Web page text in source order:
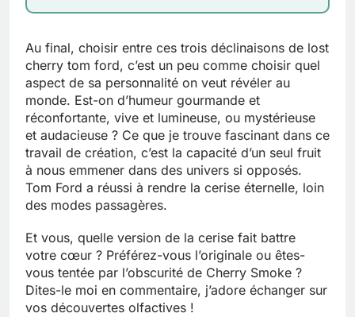
Au final, choisir entre ces trois déclinaisons de lost
cherry tom ford, c’est un peu comme choisir quel
aspect de sa personnalité on veut révéler au
monde. Est-on d’humeur gourmande et
réconfortante, vive et lumineuse, ou mystérieuse
et audacieuse ? Ce que je trouve fascinant dans ce
travail de création, c’est la capacité d’un seul fruit
à nous emmener dans des univers si opposés.
Tom Ford a réussi à rendre la cerise éternelle, loin
des modes passagères.
Et vous, quelle version de la cerise fait battre
votre cœur ? Préférez-vous l’originale ou êtes-
vous tentée par l’obscurité de Cherry Smoke ?
Dites-le moi en commentaire, j’adore échanger sur
vos découvertes olfactives !